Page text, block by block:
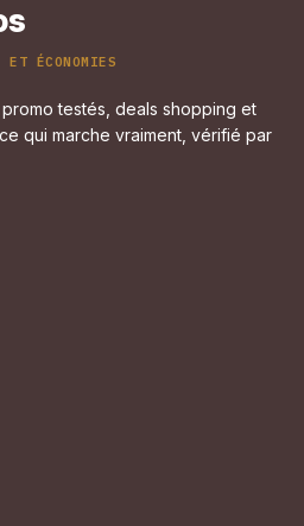
ÉCONOMIES
testés, deals shopping et
qui marche vraiment, vérifié par